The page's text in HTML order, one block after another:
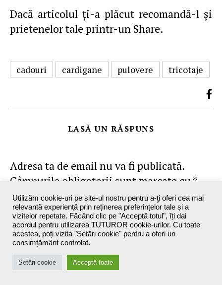
Dacă articolul ţi-a plăcut recomandă-l şi
prietenelor tale printr-un Share.
cadouri cardigane pulovere tricotaje
LASĂ UN RĂSPUNS
Adresa ta de email nu va fi publicată.
Câmpurile obligatorii sunt marcate cu *
Nume*
Email*
Utilizăm cookie-uri pe site-ul nostru pentru a-ţi oferi cea mai
relevantă experiență prin reținerea preferințelor tale și a
vizitelor repetate. Făcând clic pe "Acceptă totul", îți dai
acordul pentru utilizarea TUTUROR cookie-urilor. Cu toate
acestea, poți vizita "Setări cookie" pentru a oferi un
consimțământ controlat.
Setări cookie Acceptă toate